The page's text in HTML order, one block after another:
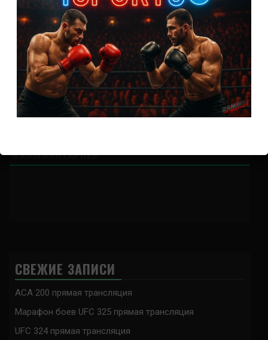
Подписаться
{} [+]
0КОММЕНТАРИЕВ
СВЕЖИЕ ЗАПИСИ
ACA 200 прямая трансляция
Марафон боев UFC 325 прямая трансляция
UFC 324 прямая трансляция